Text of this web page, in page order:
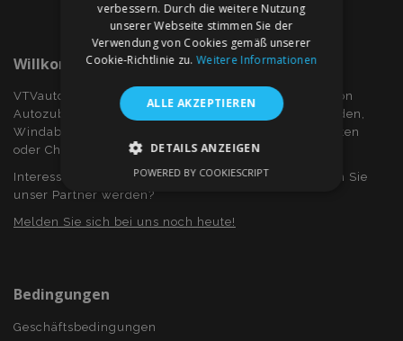
Willkommen Bei VTVauto.at
VTVauto ist ein Einzelhändler und ein Großhändler von
Autozubehör wie z.B.: Radkappen, bzw. Radzierblenden,
Windabweiser für Seitenfenster, Sitzbezüge, Fuβmatten
oder Chromrahmen und Chromabdeckung...
Interessieren Sie sich für Dropshiping? Oder möchten Sie
unser Partner werden?
Melden Sie sich bei uns noch heute!
Bedingungen
Geschäftsbedingungen
verbessern. Durch die weitere Nutzung
unserer Webseite stimmen Sie der
Verwendung von Cookies gemäß unserer
Cookie-Richtlinie zu.Weitere Informationen
ALLE AKZEPTIEREN
DETAILS ANZEIGEN
PERFORMANCE
Unbedingt erforderlich
POWERED BY COOKIESCRIPT